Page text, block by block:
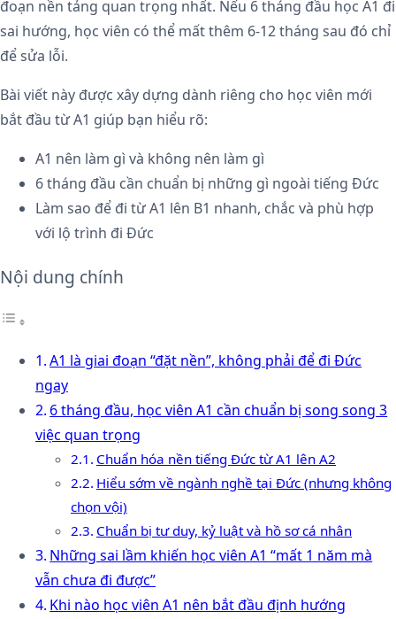
đoạn nền tảng quan trọng nhất. Nếu 6 tháng đầu học A1 đi
sai hướng, học viên có thể mất thêm 6-12 tháng sau đó chỉ
để sửa lỗi.
Bài viết này được xây dựng dành riêng cho học viên mới
bắt đầu từ A1 giúp bạn hiểu rõ:
A1 nên làm gì và không nên làm gì
6 tháng đầu cần chuẩn bị những gì ngoài tiếng Đức
Làm sao để đi từ A1 lên B1 nhanh, chắc và phù hợp
với lộ trình đi Đức
Nội dung chính
A1 là giai đoạn “đặt nền”, không phải để đi Đức
ngay
6 tháng đầu, học viên A1 cần chuẩn bị song song 3
việc quan trọng
Chuẩn hóa nền tiếng Đức từ A1 lên A2
Hiểu sớm về ngành nghề tại Đức (nhưng không
chọn vội)
Chuẩn bị tư duy, kỷ luật và hồ sơ cá nhân
Những sai lầm khiến học viên A1 “mất 1 năm mà
vẫn chưa đi được”
Khi nào học viên A1 nên bắt đầu định hướng